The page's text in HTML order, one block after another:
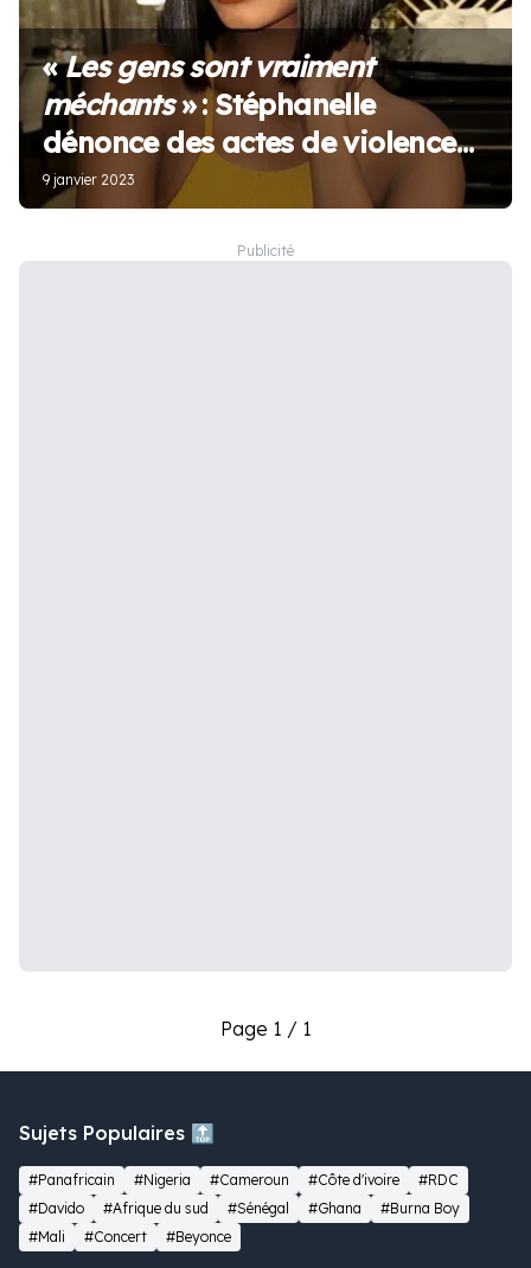
«Les gens sont vraiment
méchants» : Stéphanelle
dénonce des actes de violence
dont a été victime son meilleur
ami
9 janvier 2023
Page 1 / 1
Sujets Populaires 🔝
#Panafricain #Nigeria #Cameroun #Côte d'ivoire
#RDC
#Davido
#Afrique du sud #Sénégal #Ghana
#Burna Boy
#Mali
#Concert #Beyonce